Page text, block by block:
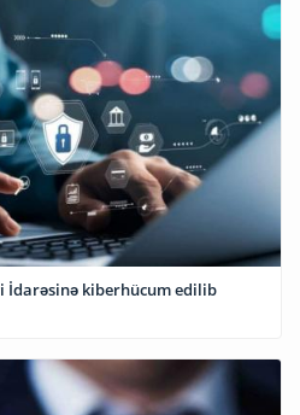
İdarəsinə kiberhücum edilib